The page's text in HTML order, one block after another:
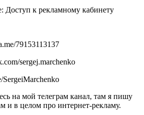
Доступ к рекламному кабинету
79153113137
sergej.marchenko
SergeiMarchenko
на мой телеграм канал, там я пишу
и в целом про интернет-рекламу.